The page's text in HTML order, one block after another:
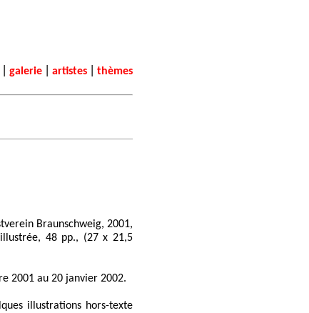
galerie artistes thèmes
Braunschweig, 2001,
48 pp., (27 x 21,5
2001 au 20 janvier 2002.
illustrations hors-texte